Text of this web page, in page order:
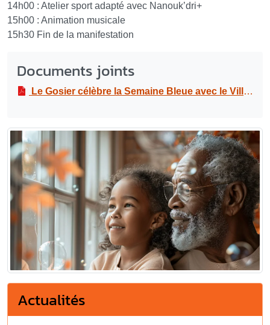
14h00 : Atelier sport adapté avec Nanouk’dri+
15h00 : Animation musicale
15h30 Fin de la manifestation
Documents joints
Le Gosier célèbre la Semaine Bleue avec le Village Gran moun Gosier
Actualités